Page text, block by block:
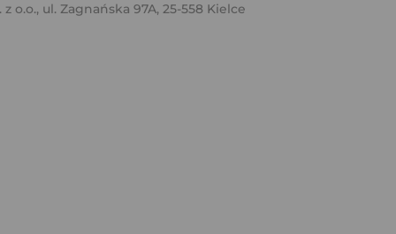
o.o., ul. Zagnańska 97A, 25-558 Kielce